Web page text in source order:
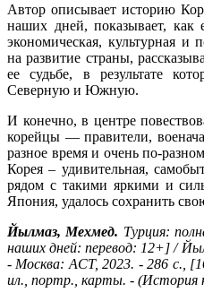
Автор описывает историю
наших дней, показывает, как
экономическая, культурная и
на развитие страны,
ее судьбе, в результате
Северную и Южную.
И конечно, в центре
корейцы — правители,
разное время и очень по-
Корея – удивительная,
рядом с такими яркими и
Япония, удалось сохранить
Йылмаз, Мехмед. Турция:
наших дней: перевод: 12+] /
- Москва: АСТ, 2023. - 286 с.,
ил., портр., карты. - (История